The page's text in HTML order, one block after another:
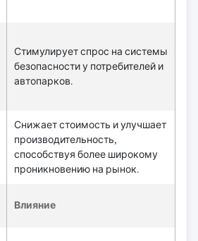
Стимулирует спрос на системы
безопасности у потребителей и
автопарков.
Снижает стоимость и улучшает
производительность,
способствуя более широкому
проникновению на рынок.
Влияние